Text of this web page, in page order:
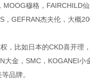
MOOG穆格，FAIRCHILD
，GEFRAN杰夫伦，大概
，比如日本的CKD喜开理
大金，SMC，KOGANEI小
品牌。